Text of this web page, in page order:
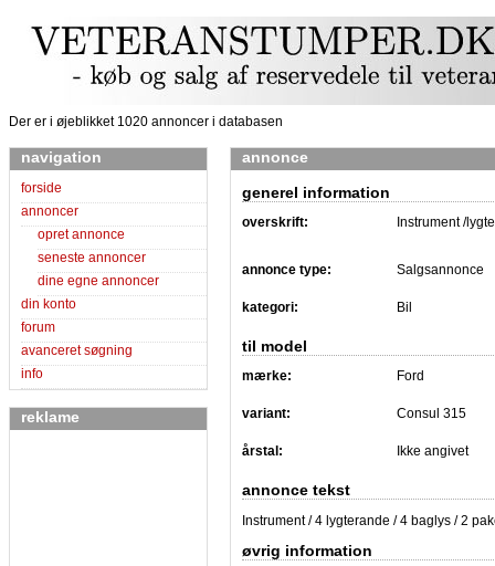
Der er i øjeblikket 1020 annoncer i databasen
navigation
forside
annoncer
opret annonce
seneste annoncer
dine egne annoncer
din konto
forum
avanceret søgning
info
reklame
annonce
generel information
overskrift: Instrument /
annonce type: Salgsannonce
kategori: Bil
til model
mærke: Ford
variant: Consul 315
årstal: Ikke angivet
annonce tekst
Instrument / 4 lygterande / 4 baglys / 2
øvrig information